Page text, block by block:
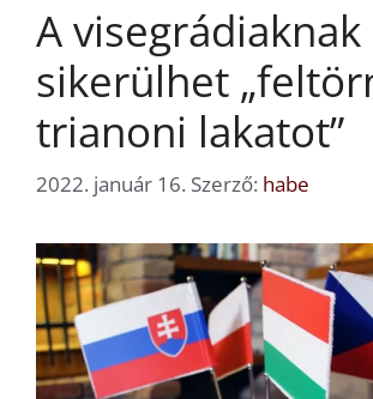
A visegrádiaknak
sikerülhet
trianoni lakatot”
2022. január 16. Szerző: habe